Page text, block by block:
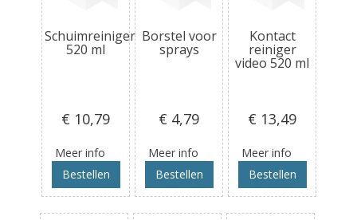
Schuimreiniger
520 ml
€ 10,79
Meer info
Bestellen
Borstel voor
sprays
€ 4,79
Meer info
Bestellen
Kontact
reiniger
video 520 ml
€ 13,49
Meer info
Bestellen